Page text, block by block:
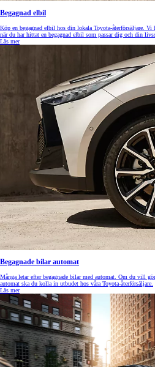
Begagnad elbil
Köp en begagnad elbil hos din lokala Toyota-återförsäljare.
när du har hittat en begagnad elbil som passar dig och din
Läs mer
Begagnade bilar automat
Många letar efter begagnade bilar med automat. Om du vill
automat ska du kolla in utbudet hos våra Toyota-återförsäljare.
Läs mer